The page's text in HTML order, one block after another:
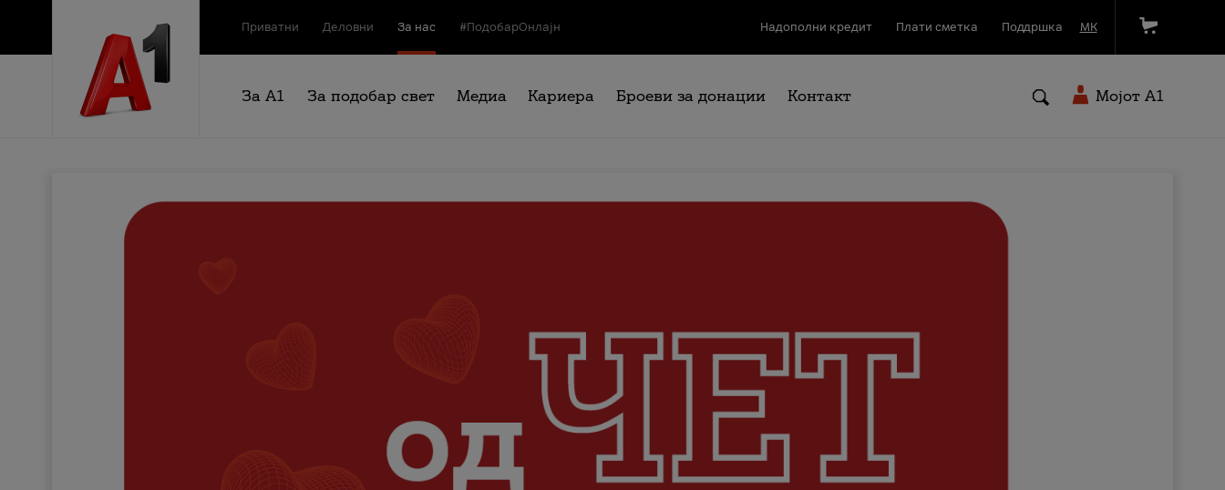
Приватни Деловни За нас #ПодобарОнлајн Надополни кредит Плати сметка Поддршка МК
За А1 За подобар свет Медиа Кариера Броеви за донации Контакт Мојот A1